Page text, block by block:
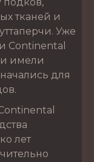
тканей и
Уже
Continental
имели
для
лет